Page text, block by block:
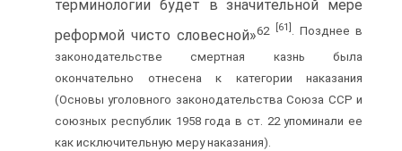
терминологии будет в значительной мере
реформой чисто словесной»62 [61]
. Позднее в
законодательстве смертная казнь была
окончательно отнесена к категории наказания
(Основы уголовного законодательства Союза ССР и
союзных республик 1958 года в ст. 22 упоминали ее
как исключительную меру наказания).